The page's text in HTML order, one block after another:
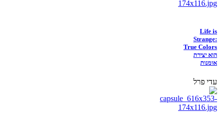
Life is
Strange:
True Colors
הוא יצירת
אומנות
עדי פרל